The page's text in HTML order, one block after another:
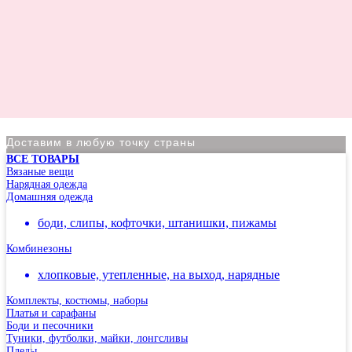
Доставим в любую точку страны
По Москве курьер в день оформления заказа
Вы на сайте Московского филиала
-5% на первый заказ (товар на скидках не участвует в
м.Чертановская.
ВСЕ ТОВАРЫ
Вязаные вещи
Нарядная одежда
Домашняя одежда
боди, слипы, кофточки, штанишки, пижамы
Комбинезоны
хлопковые, утепленные, на выход, нарядные
Комплекты, костюмы, наборы
Платья и сарафаны
Боди и песочники
Туники, футболки, майки, лонгсливы